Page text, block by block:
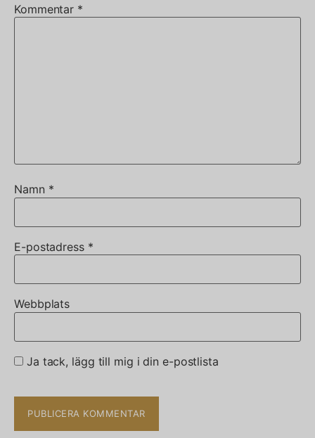
Kommentar *
Namn *
E-postadress *
Webbplats
Ja tack, lägg till mig i din e-postlista